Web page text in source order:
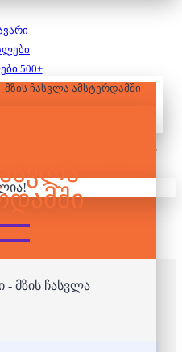
500+
ჩასვლა ამსტერდამში
ᲤᲐᲖᲚᲘ -